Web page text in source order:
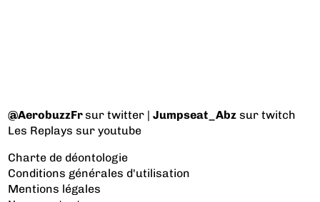
@AerobuzzFrsur twitter |Jumpseat_Abz sur twitch
Les Replays sur youtube
Charte de déontologie
Conditions générales d'utilisation
Mentions légales